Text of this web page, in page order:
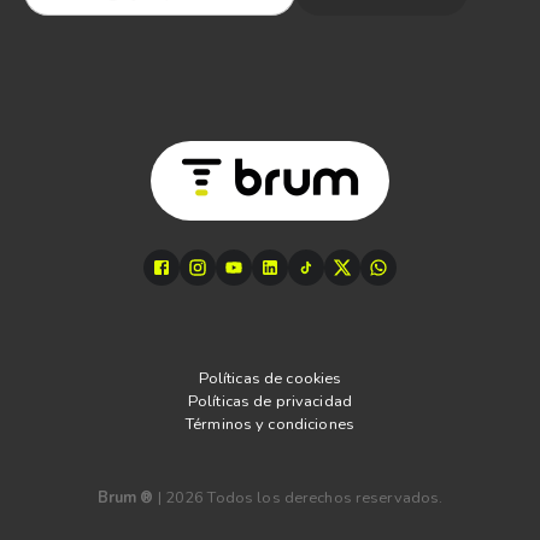
Políticas de cookies
Políticas de privacidad
Términos y condiciones
Brum ® | 2026 Todos los derechos reservados.